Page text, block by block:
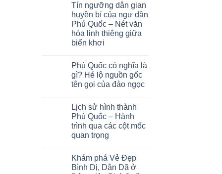
Tín ngưỡng dân gian
huyền bí của ngư dân
Phú Quốc – Nét văn
hóa linh thiêng giữa
biển khơi
on
Tín
ngưỡng
dân
bí
của
ngư
dân
Phú
Quốc
văn
hóa
linh
Phú Quốc có nghĩa là
gì? Hé lộ nguồn gốc
tên gọi của đảo ngọc
Phú
Quốc
có
nghĩa
là
lộ
nguồn
gốc
Lịch sử hình thành
Phú Quốc – Hành
trình qua các cột mốc
quan trọng
on
Lịch
sử
Khám phá Vẻ Đẹp
Bình Dị, Dân Dã ở